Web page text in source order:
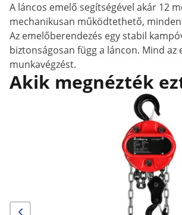
A láncos emelő segítségével akár 12
mechanikusan működtethető,
Az emelőberendezés egy stabil
biztonságosan függ a láncon. Mind
munkavégzést.
Akik megnézték